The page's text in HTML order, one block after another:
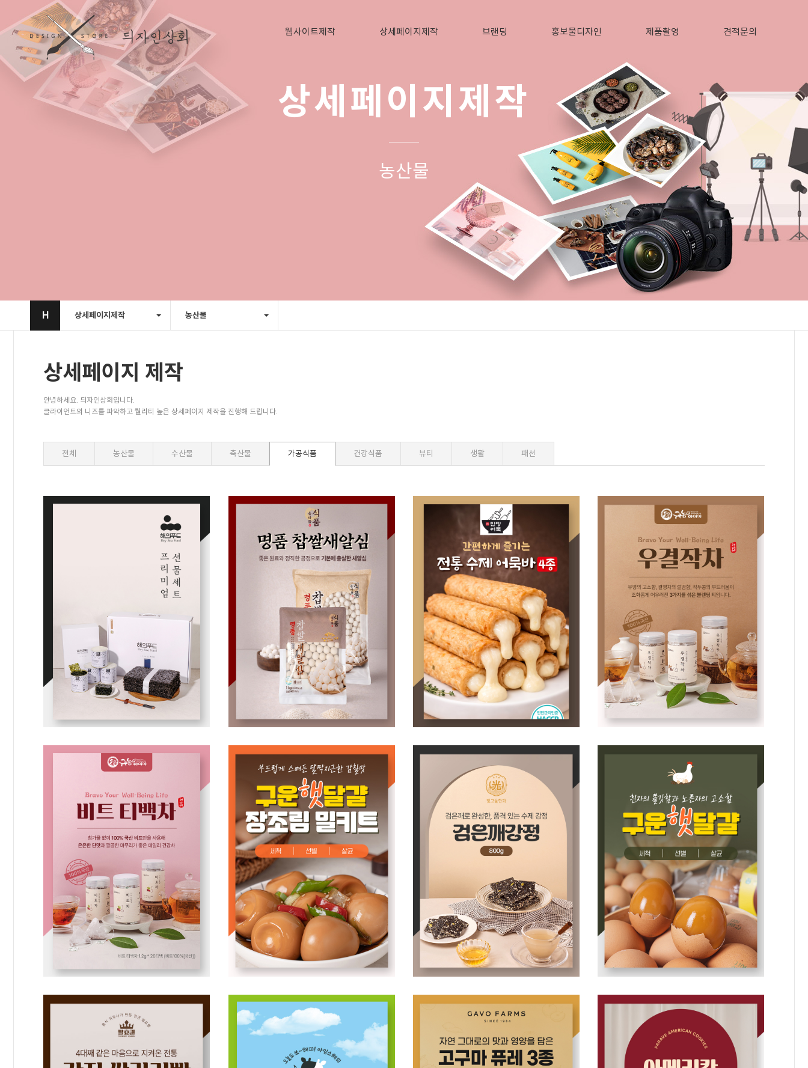
웹사이트제작 상세페이지제작 브랜딩 홍보물디자인 제품촬영 견적문의
상세페이지제작
농산물
H 상세페이지제작 농산물
상세페이지 제작
안녕하세요. 듸자인상회입니다.
클라이언트의 니즈를 파악하고 퀄리티 높은 상세페이지 제작을 진행해 드립니다.
전체 농산물 수산물 축산물 가공식품 건강식품 뷰티 생활 패션